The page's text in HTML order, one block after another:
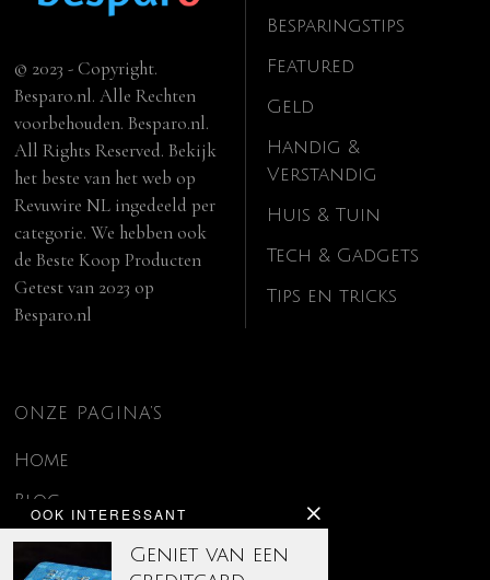
OOK INTERESSANT
Geniet van een
© 2023 - Copyright.
Besparo.nl. Alle Rechten
voorbehouden. Besparo.nl.
All Rights Reserved. Bekijk
het beste van het web op
Revuwire NL ingedeeld per
categorie. We hebben ook
deBeste Koop Producten
Getest van 2023 op
Besparo.nl
Besparingstips
Featured
Geld
Handig &
Verstandig
Huis & Tuin
Tech & Gadgets
Tips en tricks
ONZE PAGINA’S
Home
Blog
Contact